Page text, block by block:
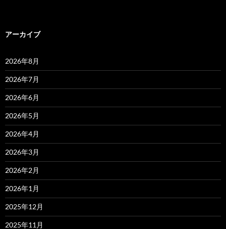
アーカイブ
2026年8月
2026年7月
2026年6月
2026年5月
2026年4月
2026年3月
2026年2月
2026年1月
2025年12月
2025年11月